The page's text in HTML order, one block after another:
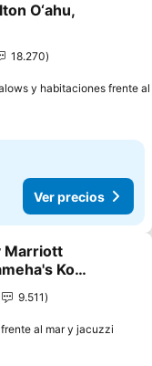
favoritos
O‘ahu,
18.270
y habitaciones frente al
Ver precios
favoritos
Marriott
Kona
9.511
al mar y jacuzzi